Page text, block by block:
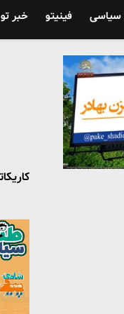
سیاسی فینیتو خبر